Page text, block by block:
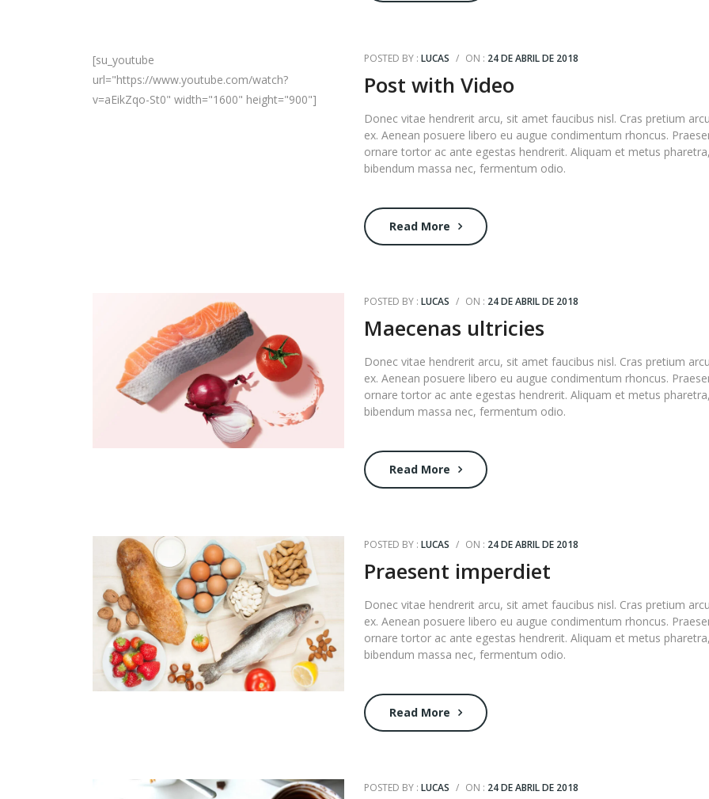
[su_youtube
url="https://www.youtube.com/watch?
v=aEikZqo-St0" width="1600" height="900"]
POSTED BY : LUCAS / ON : 24 DE ABRIL DE 2018
Post with Video
Donec vitae hendrerit arcu, sit amet faucibus nisl. Cras pretium arcu
ex. Aenean posuere libero eu augue condimentum rhoncus.
ornare tortor ac ante egestas hendrerit. Aliquam et metus pharetra,
bibendum massa nec, fermentum odio.
Read More
POSTED BY : LUCAS / ON : 24 DE ABRIL DE 2018
Maecenas ultricies
Donec vitae hendrerit arcu, sit amet faucibus nisl. Cras pretium arcu
ex. Aenean posuere libero eu augue condimentum rhoncus.
ornare tortor ac ante egestas hendrerit. Aliquam et metus pharetra,
bibendum massa nec, fermentum odio.
Read More
POSTED BY : LUCAS / ON : 24 DE ABRIL DE 2018
Praesent imperdiet
Donec vitae hendrerit arcu, sit amet faucibus nisl. Cras pretium arcu
ex. Aenean posuere libero eu augue condimentum rhoncus.
ornare tortor ac ante egestas hendrerit. Aliquam et metus pharetra,
bibendum massa nec, fermentum odio.
Read More
POSTED BY : LUCAS / ON : 24 DE ABRIL DE 2018